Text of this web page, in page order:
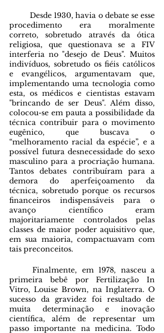
	Desde 1930, havia o debate se esse
procedimento era moralmente
correto, sobretudo através da ótica
religiosa, que questionava se a FIV
interferia no "desejo de Deus". Muitos
indivíduos, sobretudo os fiéis católicos
e evangélicos, argumentavam que,
implementando uma tecnologia como
esta, os médicos e cientistas estavam
"brincando de ser Deus". Além disso,
colocou-se em pauta a possibilidade da
técnica contribuir para o movimento
eugênico, que buscava o
“melhoramento racial da espécie”, e a
possível futura desnecessidade do sexo
masculino para a procriação humana.
Tantos debates contribuíram para a
demora do aperfeiçoamento da
técnica, sobretudo porque os recursos
financeiros indispensáveis para o
avanço científico eram
majoritariamente controlados pelas
classes de maior poder aquisitivo que,
em sua maioria, compactuavam com
tais preconceitos.
	Finalmente, em 1978, nasceu a
primeira bebê por Fertilização In
Vitro, Louise Brown, na Inglaterra. O
sucesso da gravidez foi resultado de
muita determinação e inovação
científica, além de representar um
passo importante na medicina. Todo